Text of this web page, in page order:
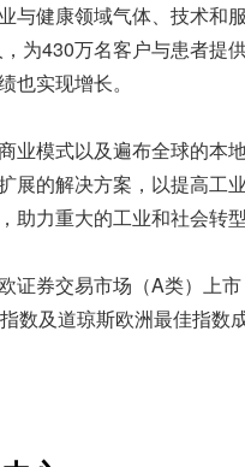
与健康领域气体、技术和
为430万名客户与患者提
也实现增长。
业模式以及遍布全球的本
展的解决方案，以提高工
助力重大的工业和社会转
证券交易市场（A类）上
数及道琼斯欧洲最佳指数成